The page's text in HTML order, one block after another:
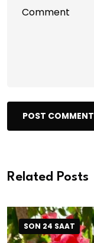
POST COMMENT
Related Posts
SON 24 SAAT